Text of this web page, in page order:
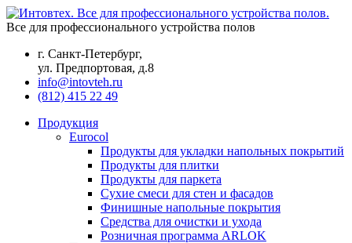
Все для профессионального устройства полов
г. Санкт-Петербург,
ул. Предпортовая, д.8
info@intovteh.ru
(812) 415 22 49
Продукция
Eurocol
Продукты для укладки напольных покрытий
Продукты для плитки
Продукты для паркета
Сухие смеси для стен и фасадов
Финишные напольные покрытия
Средства для очистки и ухода
Розничная программа ARLOK